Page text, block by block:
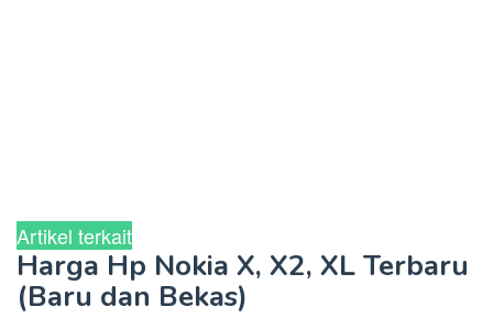
Artikel terkait
Harga Hp Nokia X, X2, XL Terbaru
(Baru dan Bekas)